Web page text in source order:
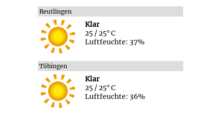
Reutlingen
Klar
25 / 25° C
Luftfeuchte: 37%
Tübingen
Klar
25 / 25° C
Luftfeuchte: 36%